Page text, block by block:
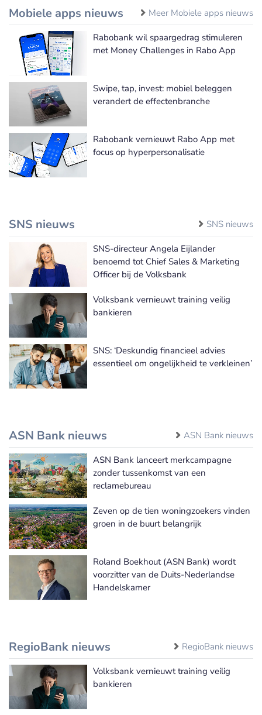
Mobiele apps nieuws Meer Mobiele apps nieuws
Rabobank wil spaargedrag stimuleren
met Money Challenges in Rabo App
Swipe, tap, invest: mobiel beleggen
verandert de effectenbranche
Rabobank vernieuwt Rabo App met
focus op hyperpersonalisatie
SNS nieuws SNS nieuws
SNS-directeur Angela Eijlander
benoemd tot Chief Sales & Marketing
Officer bij de Volksbank
Volksbank vernieuwt training veilig
bankieren
SNS: ‘Deskundig financieel advies
essentieel om ongelijkheid te verkleinen’
ASN Bank nieuws ASN Bank nieuws
ASN Bank lanceert merkcampagne
zonder tussenkomst van een
reclamebureau
Zeven op de tien woningzoekers vinden
groen in de buurt belangrijk
Roland Boekhout (ASN Bank) wordt
voorzitter van de Duits-Nederlandse
Handelskamer
RegioBank nieuws RegioBank nieuws
Volksbank vernieuwt training veilig
bankieren